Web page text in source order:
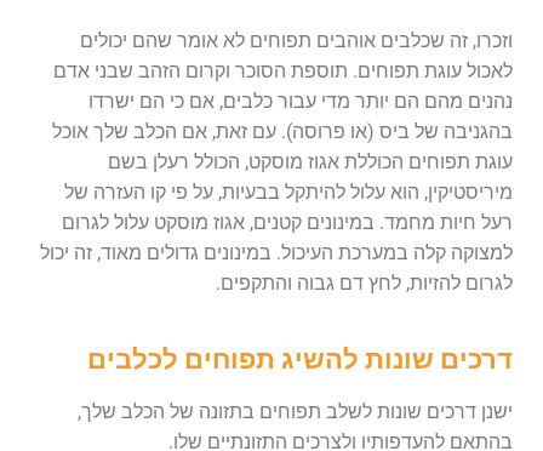
וזכרו, זה שכלבים אוהבים תפוחים לא אומר שהם יכולים
לאכול עוגת תפוחים. תוספת הסוכר וקרום הזהב שבני אדם
נהנים מהם הם יותר מדי עבור כלבים, אם כי הם ישרדו
בהגניבה של ביס (או פרוסה). עם זאת, אם הכלב שלך אוכל
עוגת תפוחים הכוללת אגוז מוסקט, הכולל רעלן בשם
מיריסטיקין, הוא עלול להיתקל בבעיות, על פי קו העזרה של
רעל חיות מחמד. במינונים קטנים, אגוז מוסקט עלול לגרום
למצוקה קלה במערכת העיכול. במינונים גדולים מאוד, זה יכול
לגרום להזיות, לחץ דם גבוה והתקפים.
דרכים שונות להשיג תפוחים לכלבים
ישנן דרכים שונות לשלב תפוחים בתזונה של הכלב שלך,
בהתאם להעדפותיו ולצרכים התזונתיים שלו.